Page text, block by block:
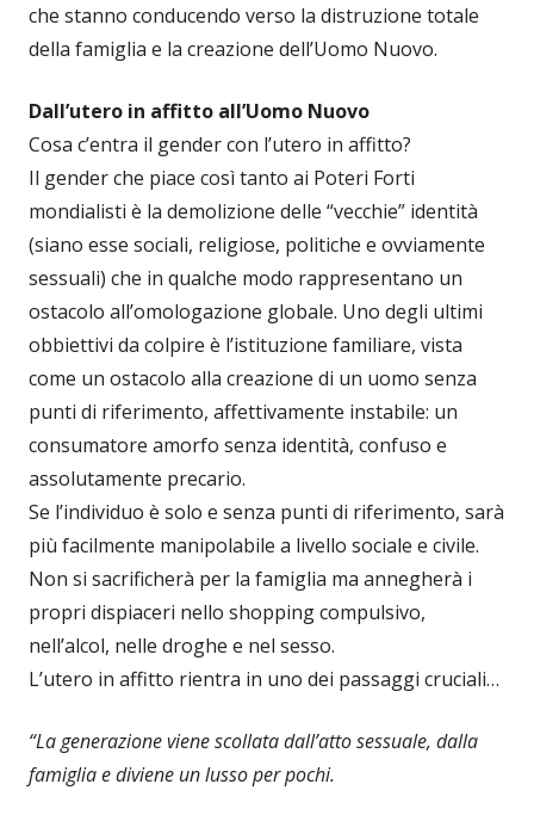
che stanno conducendo verso la distruzione totale
della famiglia e la creazione dell’Uomo Nuovo.
Dall’utero in affitto all’Uomo Nuovo
Cosa c’entra il gender con l’utero in affitto?
Il gender che piace così tanto ai Poteri Forti
mondialisti è la demolizione delle “vecchie” identità
(siano esse sociali, religiose, politiche e ovviamente
sessuali) che in qualche modo rappresentano un
ostacolo all’omologazione globale. Uno degli ultimi
obbiettivi da colpire è l’istituzione familiare, vista
come un ostacolo alla creazione di un uomo senza
punti di riferimento, affettivamente instabile: un
consumatore amorfo senza identità, confuso e
assolutamente precario.
Se l’individuo è solo e senza punti di riferimento, sarà
più facilmente manipolabile a livello sociale e civile.
Non si sacrificherà per la famiglia ma annegherà i
propri dispiaceri nello shopping compulsivo,
nell’alcol, nelle droghe e nel sesso.
L’utero in affitto rientra in uno dei passaggi cruciali…
“La generazione viene scollata dall’atto sessuale, dalla
famiglia e diviene un lusso per pochi.